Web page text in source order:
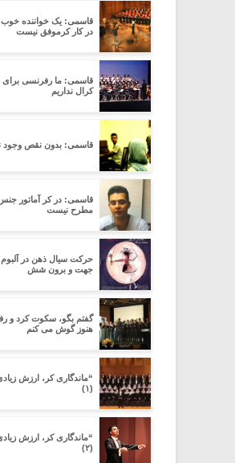
قاسمی: یک خواننده
در کار کرموفق نیست
قاسمی: ما رفرنسی
کرال نداریم
قاسمی: بدون نقص وجود
قاسمی: در کر آماتور
مطرح نیست
حرکت سیال ذهن در
جهت و برون شش
گفتم بگو، سکوت کرد و
هنوز گوش می کنم
“ماندگاری کر، ارزش
(۱)
“ماندگاری کر، ارزش
(۲)